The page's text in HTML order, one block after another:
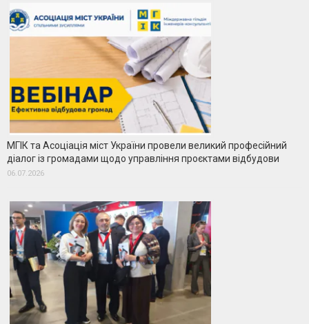
МГІК та Асоціація міст України провели великий професійний
діалог із громадами щодо управління проєктами відбудови
06.07.2026